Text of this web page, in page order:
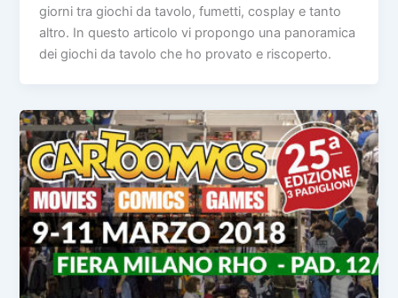
giorni tra giochi da tavolo, fumetti, cosplay e tanto
altro. In questo articolo vi propongo una panoramica
dei giochi da tavolo che ho provato e riscoperto.